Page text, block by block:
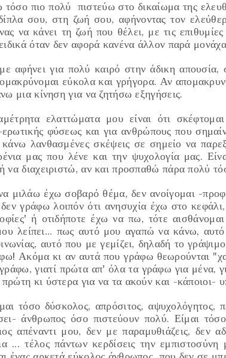
πιο πολύ πιστεύω στο δικαίωμα της
σου, στη ζωή σου, αφήνοντας τον
να κάνει τη ζωή που θέλει, με τις
όταν δεν αφορά κανένα άλλον παρά μονάχα
αφήνει για πολύ καιρό στην άδικη
εύκολα και γρήγορα. Αν
μια κίνηση για να ζητήσω εξηγήσεις.
ελαττώματα μου είναι ότι
ερωτικής φύσεως και για ανθρώπους που
λανθασμένες σκέψεις σε σημείο να
μας που λένε και την ψυχολογία μας.
να διαχειριστώ, αν και προσπαθώ πάρα πολύ
μιλάω έχω σοβαρό θέμα, δεν ανοίγομαι -
γράφω λοιπόν ότι ανησυχία έχω στο
ή οτιδήποτε έχω να πω, τότε
λείπει... πως αυτό μου αγαπώ να κάνω,
αυτό που με γεμίζει, δηλαδή το
Ακόμα κι αν αυτά που γράφω θεωρούνται
γιατί πρώτα απ' όλα τα γράφω για μένα,
κι ύστερα για να τα ακούν και -κάποιοι-
τόσο δύσκολος, απρόσιτος,
άνθρωπος όσο πιστεύουν πολύ. Είμαι
απέναντι μου, δεν με παραμυθιάζεις, δεν
... τέλος πάντων κερδίσεις την